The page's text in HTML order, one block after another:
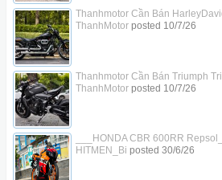
Thanhmotor Cần Bán
ThanhMotorposted 10/7/26
Thanhmotor Cần Bán Triumph
ThanhMotorposted 10/7/26
___HONDA CBR 600RR
HITMEN_Bi posted 30/6/26